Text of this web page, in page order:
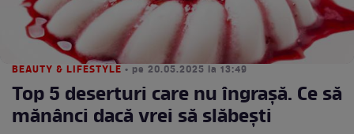
BEAUTY & LIFESTYLE • pe 20.05.2025 la 13:49
Top 5 deserturi care nu îngrașă. Ce să
mănânci dacă vrei să slăbești